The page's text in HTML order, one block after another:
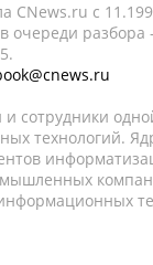
CNews.ru c
очереди разбора
сотрудники
технологий.